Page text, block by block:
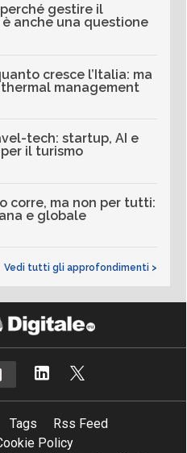
gestire il
anche una questione
cresce l’Italia: ma
management
tech: startup, AI e
il turismo
corre, ma non per tutti:
e globale
Vedi tutti gli approfondimenti >
Tags
Rss Feed
Policy